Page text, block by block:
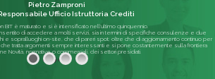
BIT è maturato e si è intensificato nell'ultimo quinquennio.
di accedere a molti servizi, sia in termini di specifiche consulenze e due
e sopralluoghi on-site, che di pareri spot; oltre che di aggiornamento continuo per
tratta argomenti sempre interessanti e si pone costantemente sulla frontiera
Novità, normative o commerciali, dei settori presidiati.
Pietro Zamproni
Responsabile Ufficio Istruttoria Crediti
Leggi di più